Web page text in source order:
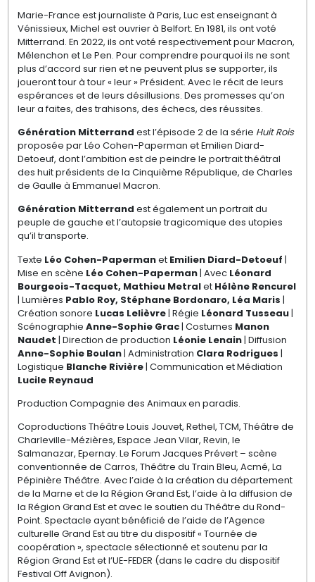
Marie-France est journaliste à Paris, Luc est enseignant à
Vénissieux, Michel est ouvrier à Belfort. En 1981, ils ont voté
Mitterrand. En 2022, ils ont voté respectivement pour Macron,
Mélenchon et Le Pen. Pour comprendre pourquoi ils ne sont
plus d’accord sur rien et ne peuvent plus se supporter, ils
joueront tour à tour « leur » Président. Avec le récit de leurs
espérances et de leurs désillusions. Des promesses qu’on
leur a faites, des trahisons, des échecs, des réussites.
Génération Mitterrand est l’épisode 2 de la série Huit Rois
proposée par Léo Cohen-Paperman et Emilien Diard-
Detoeuf, dont l’ambition est de peindre le portrait théâtral
des huit présidents de la Cinquième République, de Charles
de Gaulle à Emmanuel Macron.
Génération Mitterrand est également un portrait du
peuple de gauche et l’autopsie tragicomique des utopies
qu’il transporte.
Texte Léo Cohen-Papermanet Emilien Diard-Detoeuf |
Mise en scène Léo Cohen-Paperman| AvecLéonard
Bourgeois-Tacquet, Mathieu MetraletHélène Rencurel
| Lumières Pablo Roy, Stéphane Bordonaro, Léa Maris |
Création sonore Lucas Lelièvre| Régie Léonard Tusseau|
Scénographie Anne-Sophie Grac| Costumes Manon
Naudet | Direction de production Léonie Lenain| Diffusion
Anne-Sophie Boulan| Administration Clara Rodrigues |
Logistique Blanche Rivière| Communication et Médiation
Lucile Reynaud
Production Compagnie des Animaux en paradis.
Coproductions Théâtre Louis Jouvet, Rethel, TCM, Théâtre de
Charleville-Mézières, Espace Jean Vilar, Revin, le
Salmanazar, Epernay. Le Forum Jacques Prévert – scène
conventionnée de Carros, Théâtre du Train Bleu, Acmé, La
Pépinière Théâtre. Avec l’aide à la création du département
de la Marne et de la Région Grand Est, l’aide à la diffusion de
la Région Grand Est et avec le soutien du Théâtre du Rond-
Point. Spectacle ayant bénéficié de l’aide de l’Agence
culturelle Grand Est au titre du dispositif « Tournée de
coopération », spectacle sélectionné et soutenu par la
Région Grand Est et l’UE-FEDER (dans le cadre du dispositif
Festival Off Avignon).